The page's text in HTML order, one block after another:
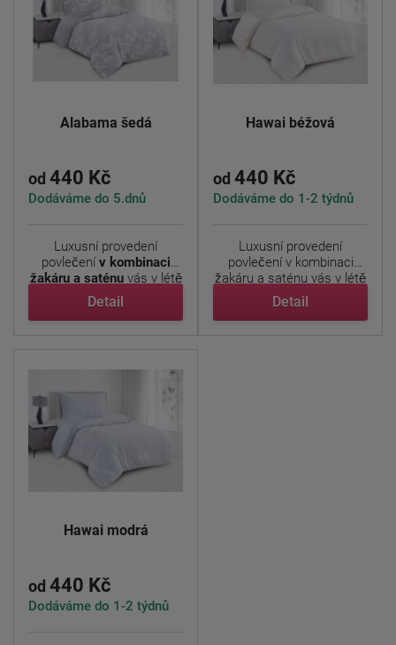
Alabama šedá
od 440 Kč
Dodáváme do 5.dnů
Luxusní provedení
povlečenív kombinaci
žakáru a saténuvás v létě
...
Detail
Hawai béžová
od 440 Kč
Dodáváme do 1-2 týdnů
Luxusní provedení
povlečení v kombinaci
žakáru a saténu vás v létě
...
Detail
Hawai modrá
od 440 Kč
Dodáváme do 1-2 týdnů